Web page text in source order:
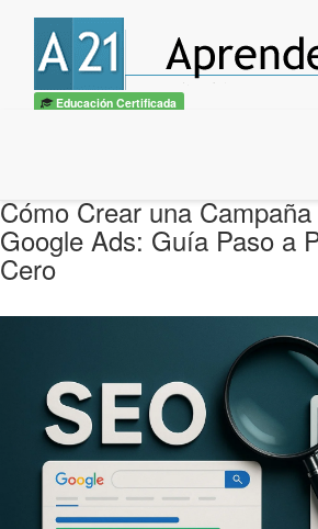
Educación Certificada
Cómo Crear una
Google Ads: Guía Paso a
Cero